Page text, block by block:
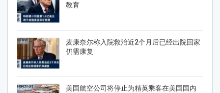
教育
麦康奈尔称入院救治近2个月后已经出院回家
仍需康复
美国航空公司将停止为精英乘客在美国国内